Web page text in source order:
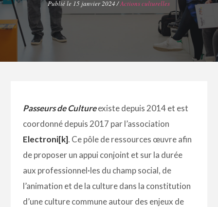
Publié le 15 janvier 2024 /Actions culturelles
Passeurs de Cultureexiste depuis 2014 et est
coordonné depuis 2017 par l’association
Electroni[k]. Ce pôle de ressources œuvre afin
de proposer un appui conjoint et sur la durée
aux professionnel·les du champ social, de
l’animation et de la culture dans la constitution
d’une culture commune autour des enjeux de